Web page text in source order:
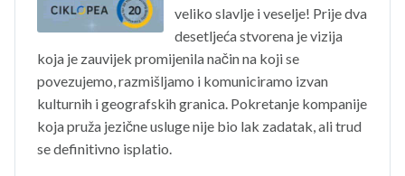
veliko slavlje i veselje! Prije dva
desetljeća stvorena je vizija
koja je zauvijek promijenila način na koji se
povezujemo, razmišljamo i komuniciramo izvan
kulturnih i geografskih granica. Pokretanje kompanije
koja pruža jezične usluge nije bio lak zadatak, ali trud
se definitivno isplatio.